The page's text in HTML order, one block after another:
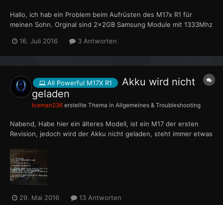
Hallo, ich hab ein Problem beim Aufrüsten des M17x R1 für
meinen Sohn. Orginal sind 2x2GB Samsung Module mit 1333Mhz
Impact Modulen mit 1600Mhz - die aber bis auf die 1333MHz
runter takten können. Wenn ich beide...
16. Juli 2016 3 Antworten
All Powerful M17X R1
Akku wird nicht
geladen
Iceman236 erstellte Thema in Allgemeines & Troubleshooting
Nabend, Habe hier ein älteres Modell, ist ein M17 der ersten
Revision, jedoch wird der Akku nicht geladen, steht immer etwas
drangehangen. Angeblich kein originales Netzteil. Vieleicht kann
mir jemand helfen.
29. Mai 2016 13 Antworten